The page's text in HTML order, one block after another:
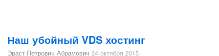
Наш убойный VDS хостинг
Эраст Петрович Абрамович 24 октября 2015